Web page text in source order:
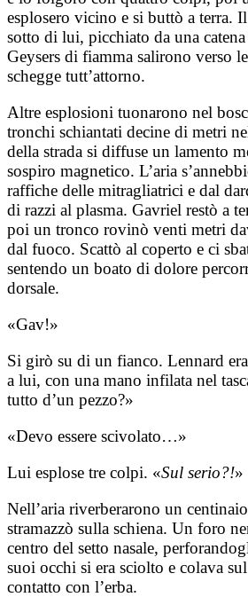
esplosero vicino e si buttò a terra.
sotto di lui, picchiato da una
Geysers di fiamma salirono verso
schegge tutt’attorno.
Altre esplosioni tuonarono nel
tronchi schiantati decine di metri
della strada si diffuse un lamento
sospiro magnetico. L’aria
raffiche delle mitragliatrici e dal
di razzi al plasma. Gavriel restò a
poi un tronco rovinò venti metri
dal fuoco. Scattò al coperto e ci
sentendo un boato di dolore
dorsale.
«Gav!»
Si girò su di un fianco. Lennard
a lui, con una mano infilata nel
tutto d’un pezzo?»
«Devo essere scivolato…»
Lui esplose tre colpi. «Sul serio?!»
Nell’aria riverberarono un
stramazzò sulla schiena. Un foro
centro del setto nasale,
suoi occhi si era sciolto e colava
contatto con l’erba.